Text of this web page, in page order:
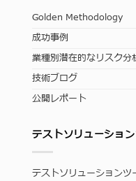
Golden Methodology
成功事例
業種別潜在的なリスク分
技術ブログ
公開レポート
テストソリューショ
テストソリューションツ